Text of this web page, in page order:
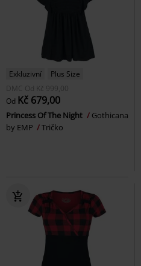
Exkluzivní
Plus Size
DMC Od Kč 999,00
Od Kč 679,00
Princess Of The Night
Gothicana
by EMP
Tričko